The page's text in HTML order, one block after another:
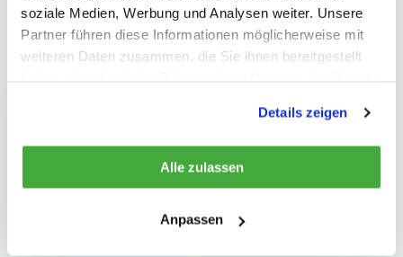
soziale Medien, Werbung und Analysen weiter. Unsere
Partner führen diese Informationen möglicherweise mit
weiteren Daten zusammen, die Sie ihnen bereitgestellt
Details zeigen
Alle zulassen
Anpassen
Kürzlich gesehen